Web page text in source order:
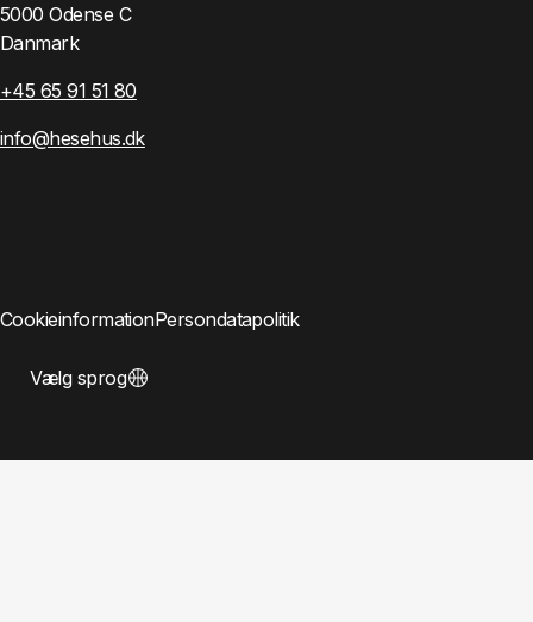
5000 Odense C
Danmark
+45 65 91 51 80
info@hesehus.dk
CookieinformationPersondatapolitik
Vælg sprog